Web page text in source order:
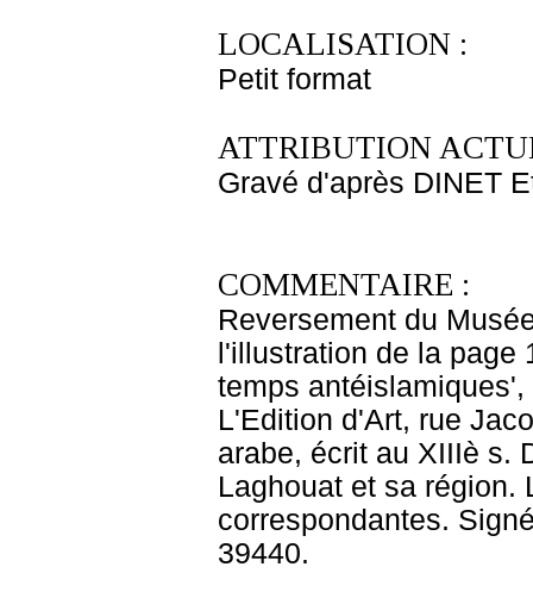
LOCALISATION :
Petit format
ATTRIBUTION
Gravé d'après DINET
COMMENTAIRE :
Reversement du
l'illustration de la page
temps
L'Edition d'Art, rue
arabe, écrit au XIIIè s.
Laghouat et sa région.
correspondantes.
39440.